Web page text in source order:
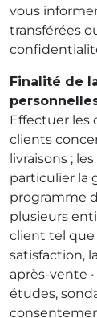
vous
transférées
Finalité de
Effectuer les
clients
livraisons ;
particulier la
programme
plusieurs
client tel que
satisfaction,
après-vente
études,